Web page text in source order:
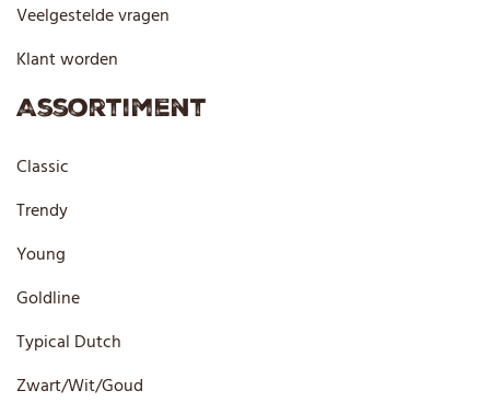
Veelgestelde vragen
Klant worden
Assortiment
Classic
Trendy
Young
Goldline
Typical Dutch
Zwart/Wit/Goud